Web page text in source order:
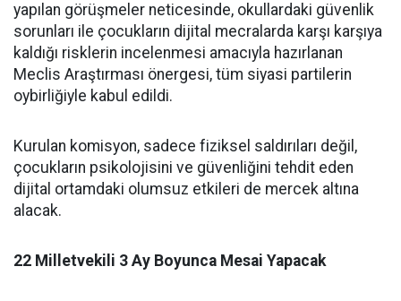
yapılan görüşmeler neticesinde, okullardaki güvenlik
sorunları ile çocukların dijital mecralarda karşı karşıya
kaldığı risklerin incelenmesi amacıyla hazırlanan
Meclis Araştırması önergesi, tüm siyasi partilerin
oybirliğiyle kabul edildi.
Kurulan komisyon, sadece fiziksel saldırıları değil,
çocukların psikolojisini ve güvenliğini tehdit eden
dijital ortamdaki olumsuz etkileri de mercek altına
alacak.
22 Milletvekili 3 Ay Boyunca Mesai Yapacak